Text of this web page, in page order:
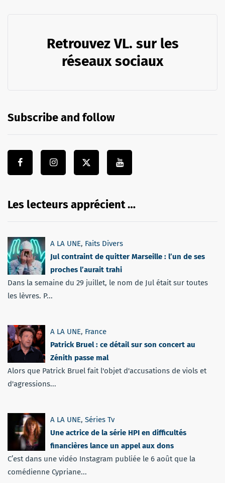
Retrouvez VL. sur les
réseaux sociaux
Subscribe and follow
Les lecteurs apprécient …
A LA UNE, Faits Divers
Jul contraint de quitter Marseille : l’un de ses
proches l’aurait trahi
Dans la semaine du 29 juillet, le nom de Jul était sur toutes
les lèvres. P...
A LA UNE, France
Patrick Bruel : ce détail sur son concert au
Zénith passe mal
Alors que Patrick Bruel fait l'objet d'accusations de viols et
d'agressions...
A LA UNE, Séries Tv
Une actrice de la série HPI en difficultés
financières lance un appel aux dons
C’est dans une vidéo Instagram publiée le 6 août que la
comédienne Cypriane...